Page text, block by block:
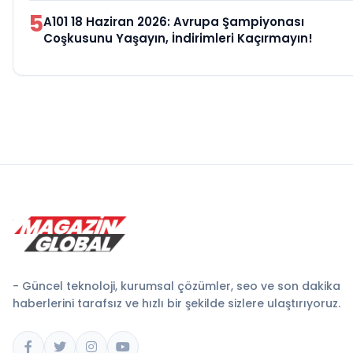
5A101 18 Haziran 2026: Avrupa Şampiyonası
Coşkusunu Yaşayın, İndirimleri Kaçırmayın!
- Güncel teknoloji, kurumsal çözümler, seo ve son dakika
haberlerini tarafsız ve hızlı bir şekilde sizlere ulaştırıyoruz.